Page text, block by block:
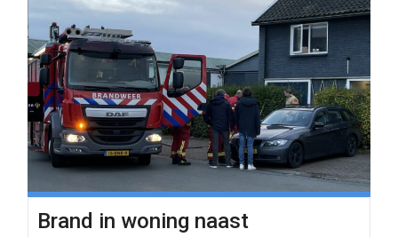
Brand in woning naast